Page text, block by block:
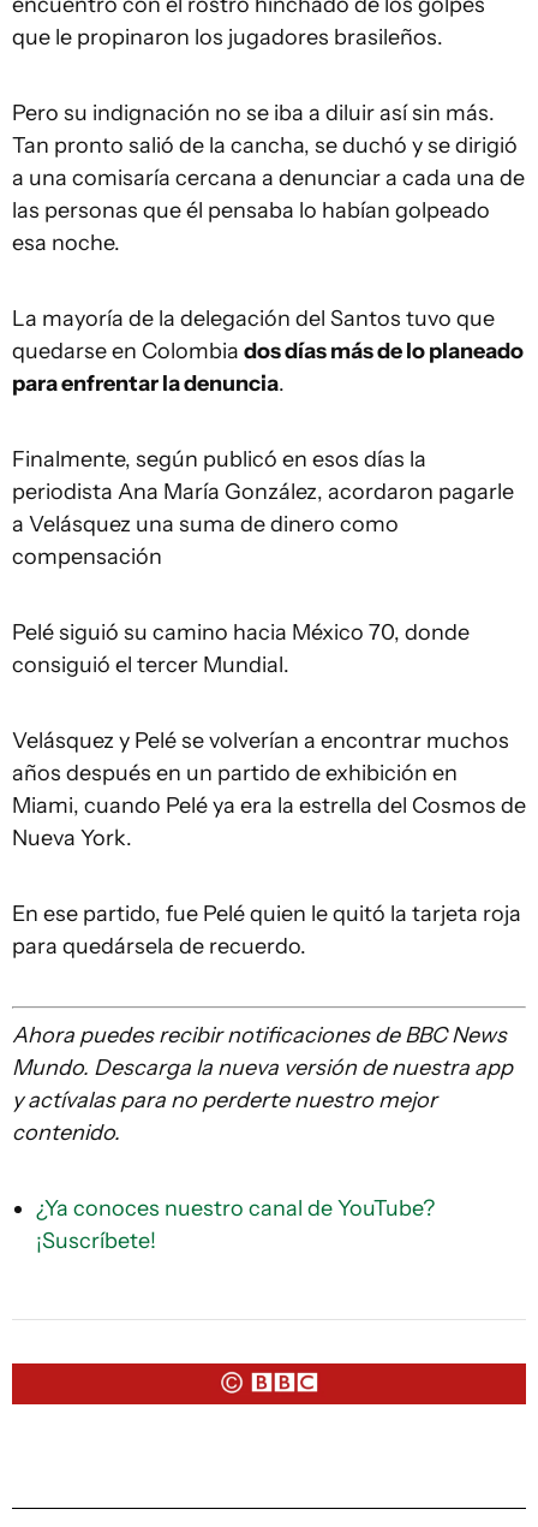
que le propinaron los jugadores brasileños.
Pero su indignación no se iba a diluir así sin más.
Tan pronto salió de la cancha, se duchó y se dirigió
a una comisaría cercana a denunciar a cada una de
las personas que él pensaba lo habían golpeado
esa noche.
La mayoría de la delegación del Santos tuvo que
quedarse en Colombia dos días más de lo planeado
para enfrentar la denuncia.
Finalmente, según publicó en esos días la
periodista Ana María González, acordaron pagarle
a Velásquez una suma de dinero como
compensación
Pelé siguió su camino hacia México 70, donde
consiguió el tercer Mundial.
Velásquez y Pelé se volverían a encontrar muchos
años después en un partido de exhibición en
Miami, cuando Pelé ya era la estrella del Cosmos de
Nueva York.
En ese partido, fue Pelé quien le quitó la tarjeta roja
para quedársela de recuerdo.
Ahora puedes recibir notificaciones de BBC News
Mundo. Descarga la nueva versión de nuestra app
y actívalas para no perderte nuestro mejor
contenido.
¿Ya conoces nuestro canal de YouTube?
¡Suscríbete!